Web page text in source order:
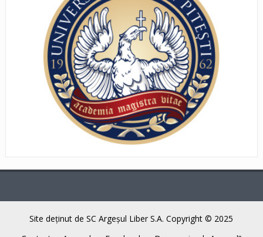
Site deţinut de SC Argeşul Liber S.A. Copyright © 2025